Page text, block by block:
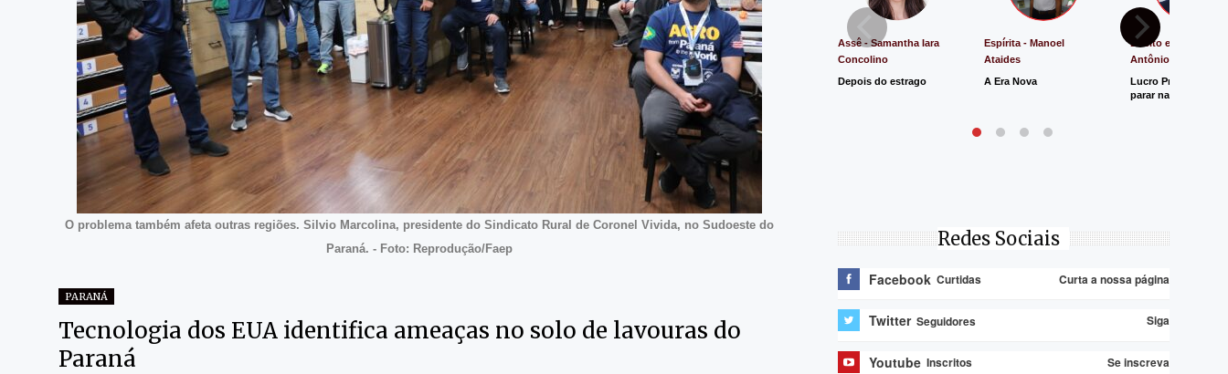
O problema também afeta outras regiões. Silvio Marcolina, presidente do Sindicato Rural de Coronel Vivida, no Sudoeste do
Paraná. - Foto: Reprodução/Faep
PARANÁ
Tecnologia dos EUA identifica ameaças no solo de lavouras do
Paraná
Assê - Samantha Iara
Concolino
Depois do estrago
Espírita - Manoel
Ataides
A Era Nova
Direito e Justiça -
Antônio de Souza
Lucro Presumido
parar na Justiça
Redes Sociais
Facebook Curtidas Curta a nossa página
Twitter Seguidores Siga
Youtube Inscritos Se inscreva